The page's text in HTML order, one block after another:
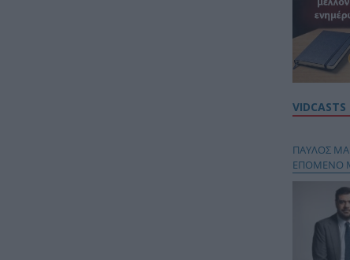
VIDCASTS
ΠΑΥΛΟΣ
ΕΠΟΜΕΝΟ